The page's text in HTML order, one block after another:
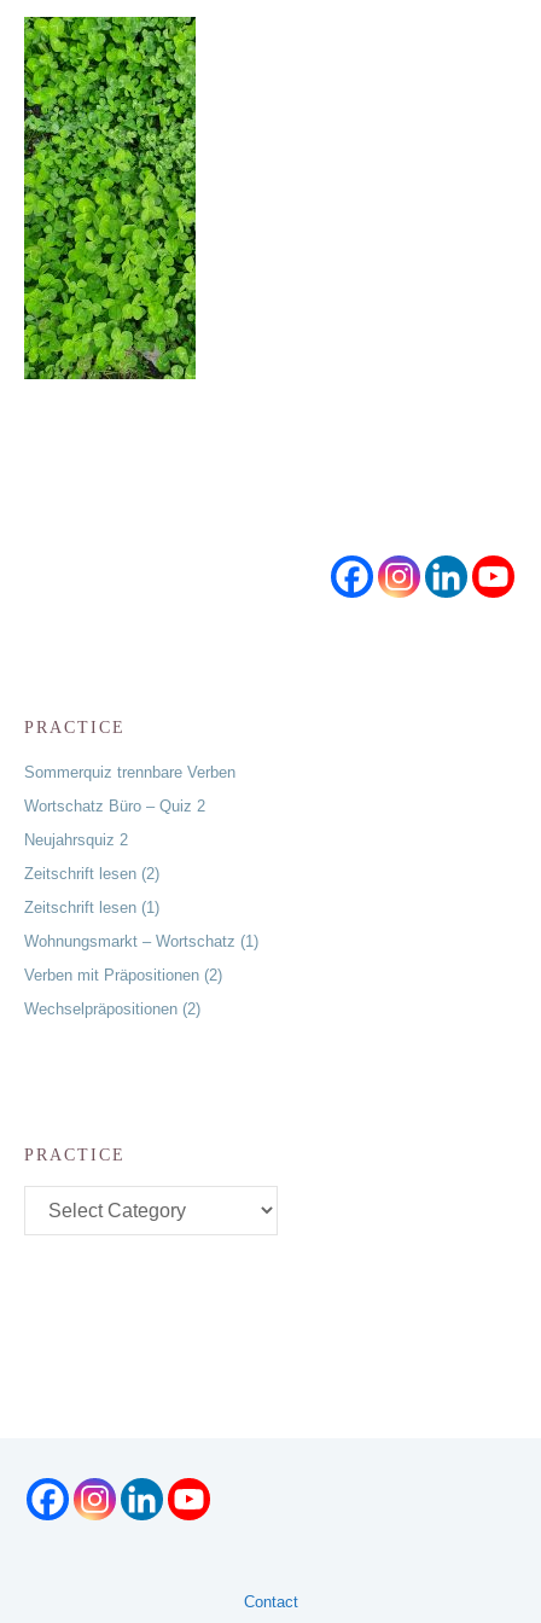
PRACTICE
Sommerquiz trennbare Verben
Wortschatz Büro – Quiz 2
Neujahrsquiz 2
Zeitschrift lesen (2)
Zeitschrift lesen (1)
Wohnungsmarkt – Wortschatz (1)
Verben mit Präpositionen (2)
Wechselpräpositionen (2)
PRACTICE
Contact